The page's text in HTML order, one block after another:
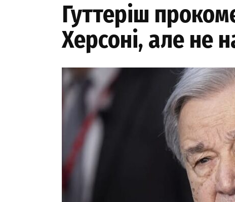
Гуттеріш
Херсоні, але не